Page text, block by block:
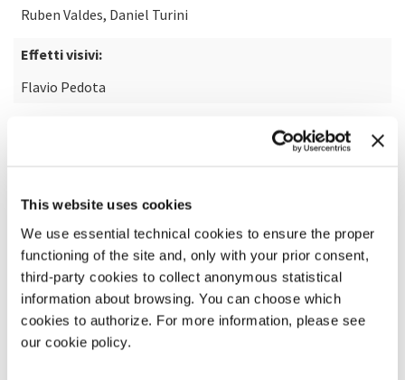
This website uses cookies
We use essential technical cookies to ensure the proper
functioning of the site and, only with your prior consent,
third-party cookies to collect anonymous statistical
information about browsing. You can choose which
cookies to authorize. For more information, please see
our cookie policy.
Ruben Valdes, Daniel Turini
Effetti visivi:
Flavio Pedota